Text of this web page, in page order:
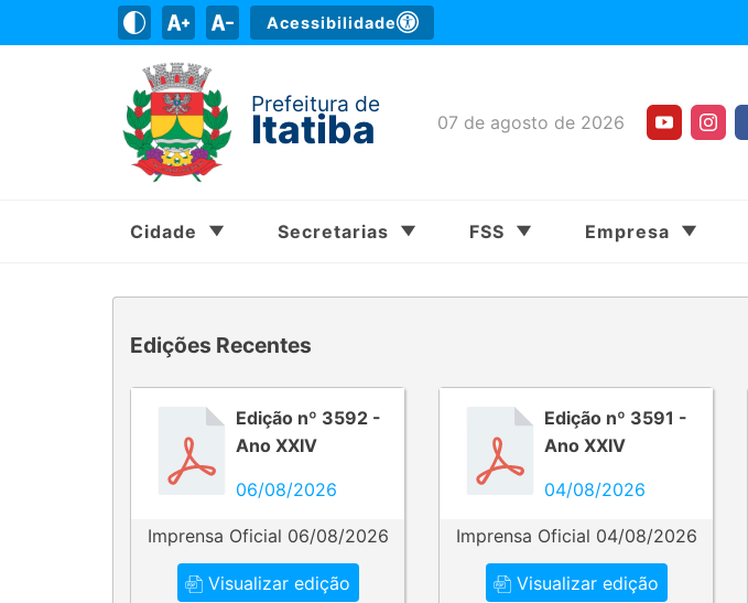
Acessibilidade
Prefeitura de
Itatiba 07 de agosto de 2026
Cidade Secretarias FSS Empresa
Edições Recentes
Edição nº 3592 -
Ano XXIV
06/08/2026
Imprensa Oficial 06/08/2026
Visualizar edição
Edição nº 3591 -
Ano XXIV
04/08/2026
Imprensa Oficial 04/08/2026
Visualizar edição